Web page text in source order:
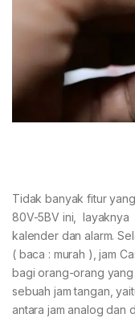
Tidak banyak fitur
80V-5BV ini, layaknya
kalender dan alarm.
( baca : murah ), jam
bagi orang-orang yang
sebuah jam tangan,
antara jam analog dan